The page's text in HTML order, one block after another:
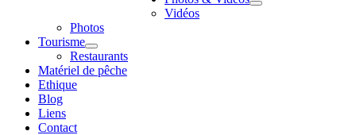
Vidéos
Photos
Tourisme
Restaurants
Matériel de pêche
Ethique
Blog
Liens
Contact